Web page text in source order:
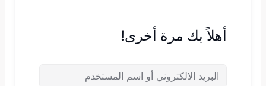
أهلاً بك مرة أخرى!